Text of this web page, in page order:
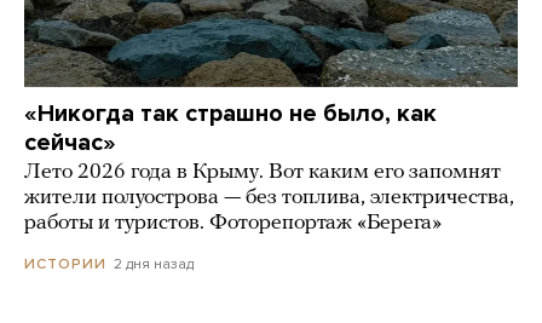
«Никогда так страшно не было, как
сейчас»
Лето 2026 года в Крыму. Вот каким его запомнят
жители полуострова — без топлива, электричества,
работы и туристов. Фоторепортаж «Берега»
ИСТОРИИ 2 дня назад